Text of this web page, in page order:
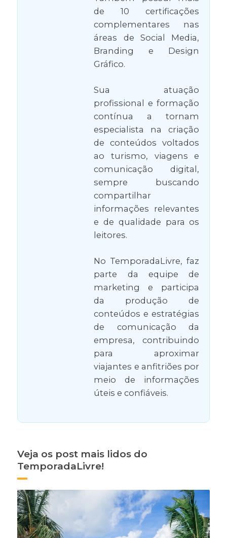
de 10 certificações
complementares nas
áreas de Social Media,
Branding e Design
Gráfico.
Sua atuação
profissional e formação
contínua a tornam
especialista na criação
de conteúdos voltados
ao turismo, viagens e
comunicação digital,
sempre buscando
compartilhar
informações relevantes
e de qualidade para os
leitores.
No TemporadaLivre, faz
parte da equipe de
marketing e participa
da produção de
conteúdos e estratégias
de comunicação da
empresa, contribuindo
para aproximar
viajantes e anfitriões por
meio de informações
úteis e confiáveis.
Veja os post mais lidos do
TemporadaLivre!